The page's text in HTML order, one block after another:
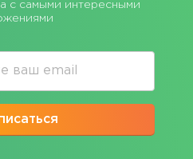
с самыми интересными